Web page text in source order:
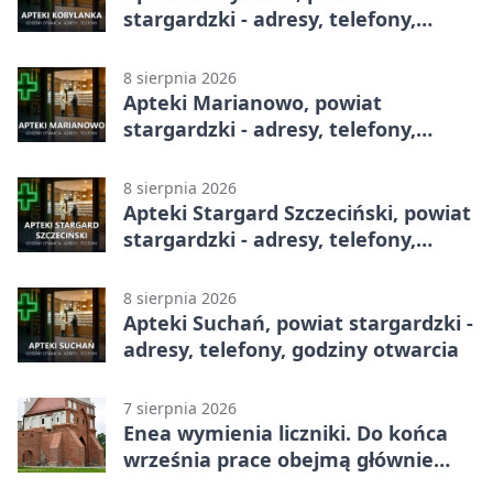
stargardzki - adresy, telefony,
8 sierpnia 2026
Apteki Marianowo, powiat
stargardzki - adresy, telefony,
8 sierpnia 2026
Apteki Stargard Szczeciński, powiat
stargardzki - adresy, telefony,
8 sierpnia 2026
Apteki Suchań, powiat stargardzki -
adresy, telefony, godziny otwarcia
7 sierpnia 2026
Enea wymienia liczniki. Do końca
września prace obejmą głównie